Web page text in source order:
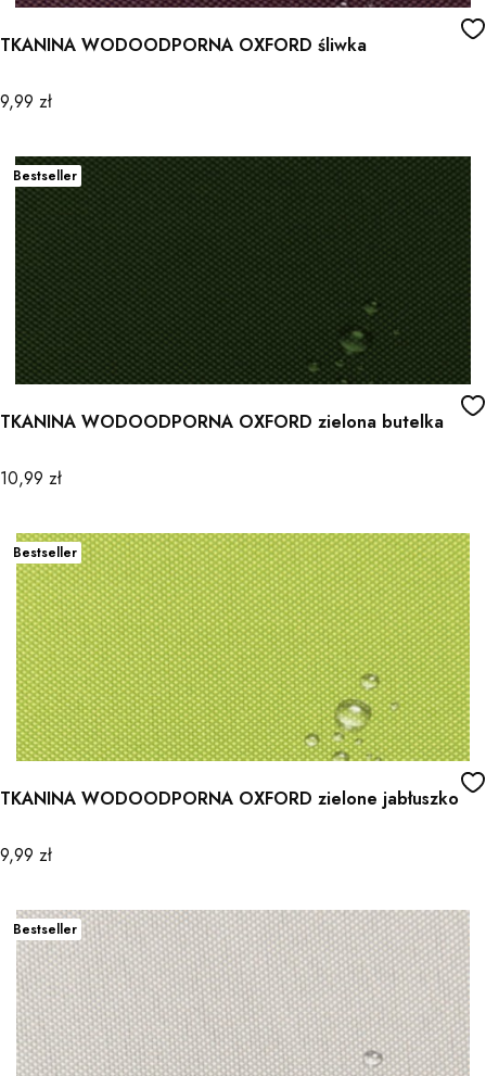
TKANINA WODOODPORNA OXFORD śliwka
Cena
9,99 zł
Bestseller
TKANINA WODOODPORNA OXFORD zielona butelka
Cena
10,99 zł
Bestseller
TKANINA WODOODPORNA OXFORD zielone jabłuszko
Cena
9,99 zł
Bestseller